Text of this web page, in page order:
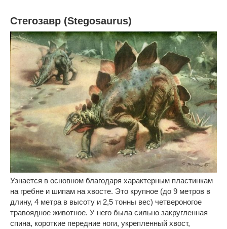
Стегозавр (Stegosaurus)
Узнается в основном благодаря характерным пластинкам
на гребне и шипам на хвосте. Это крупное (до 9 метров в
длину, 4 метра в высоту и 2,5 тонны вес) четвероногое
травоядное животное. У него была сильно закругленная
спина, короткие передние ноги, укрепленный хвост,